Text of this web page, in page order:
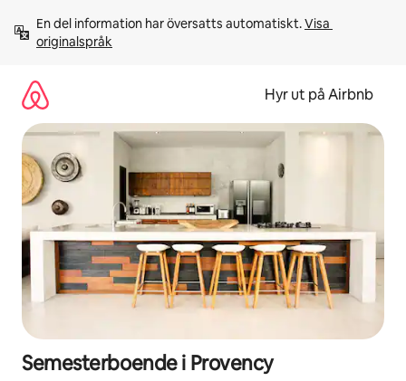
innehåll
En del information har översatts automatiskt. Visa
originalspråk
Hyr ut på Airbnb
Semesterboende i Provency